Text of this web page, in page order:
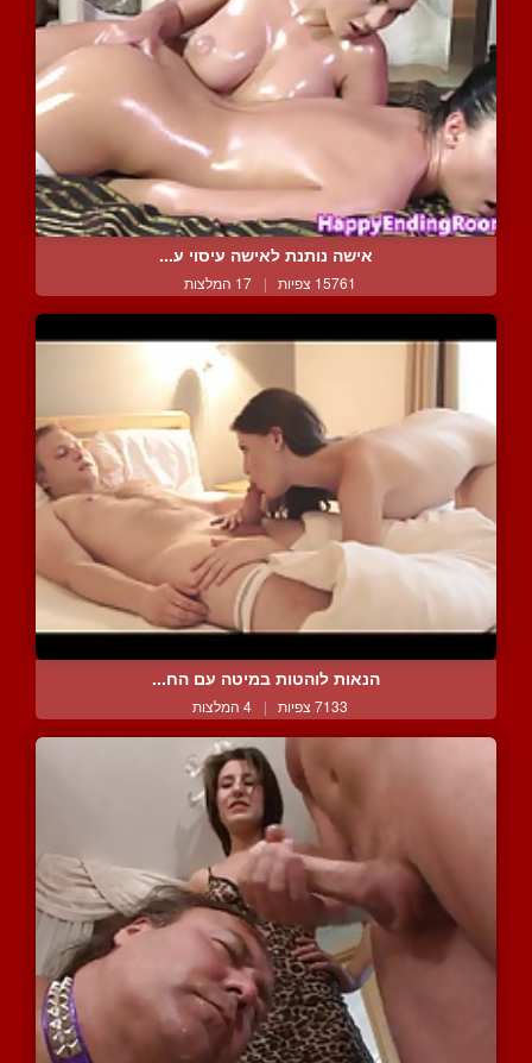
אישה נותנת לאישה עיסוי ע...
15761 צפיות | 17 המלצות
הנאות לוהטות במיטה עם הח...
7133 צפיות | 4 המלצות